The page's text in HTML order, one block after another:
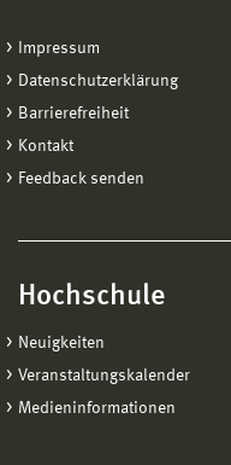
Impressum
Datenschutzerklärung
Barrierefreiheit
Kontakt
Feedback senden
Hochschule
Neuigkeiten
Veranstaltungskalender
Medieninformationen